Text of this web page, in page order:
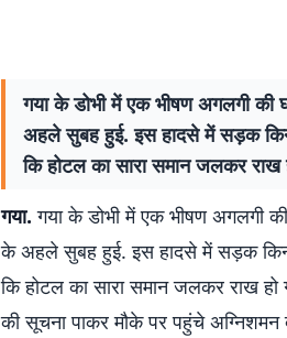
गया के डोभी में एक भीषण अगलगी की
अहले सुबह हुई. इस हादसे में सड़क
कि होटल का सारा समान जलकर
गया. गया के डोभी में एक भीषण अगलगी
के अहले सुबह हुई. इस हादसे में सड़क
कि होटल का सारा समान जलकर राख
की सूचना पाकर मौके पर पहुंचे